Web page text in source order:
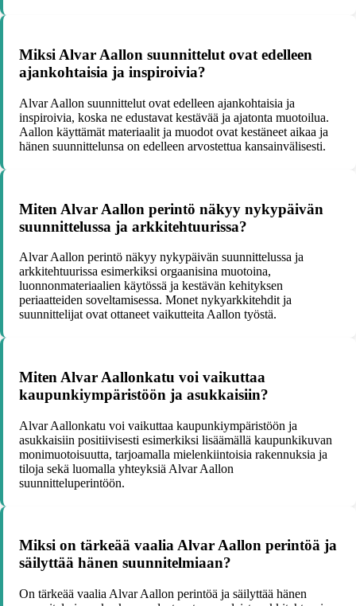
Miksi Alvar Aallon suunnittelut ovat edelleen
ajankohtaisia ja inspiroivia?
Alvar Aallon suunnittelut ovat edelleen ajankohtaisia ja
inspiroivia, koska ne edustavat kestävää ja ajatonta muotoilua.
Aallon käyttämät materiaalit ja muodot ovat kestäneet aikaa ja
hänen suunnittelunsa on edelleen arvostettua kansainvälisesti.
Miten Alvar Aallon perintö näkyy nykypäivän
suunnittelussa ja arkkitehtuurissa?
Alvar Aallon perintö näkyy nykypäivän suunnittelussa ja
arkkitehtuurissa esimerkiksi orgaanisina muotoina,
luonnonmateriaalien käytössä ja kestävän kehityksen
periaatteiden soveltamisessa. Monet nykyarkkitehdit ja
suunnittelijat ovat ottaneet vaikutteita Aallon työstä.
Miten Alvar Aallonkatu voi vaikuttaa
kaupunkiympäristöön ja asukkaisiin?
Alvar Aallonkatu voi vaikuttaa kaupunkiympäristöön ja
asukkaisiin positiivisesti esimerkiksi lisäämällä kaupunkikuvan
monimuotoisuutta, tarjoamalla mielenkiintoisia rakennuksia ja
tiloja sekä luomalla yhteyksiä Alvar Aallon
suunnitteluperintöön.
Miksi on tärkeää vaalia Alvar Aallon perintöä ja
säilyttää hänen suunnitelmiaan?
On tärkeää vaalia Alvar Aallon perintöä ja säilyttää hänen